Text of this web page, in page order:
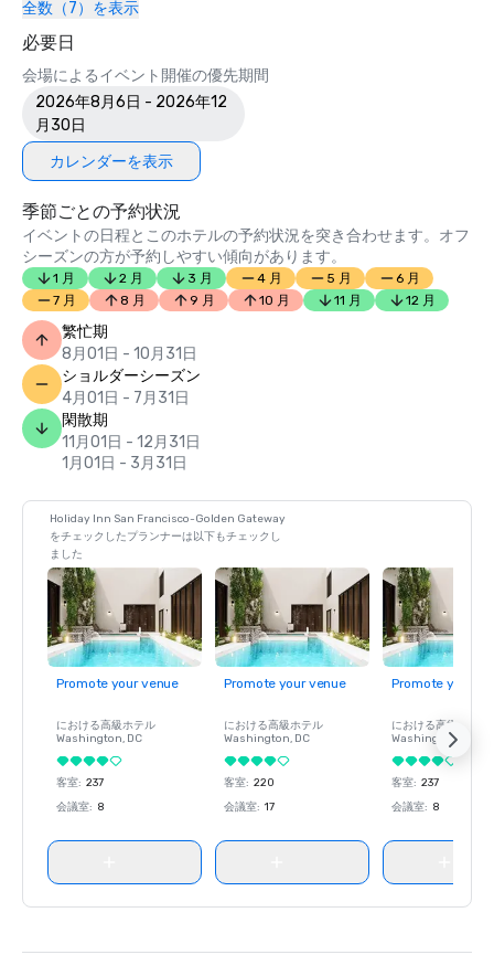
全数（7）を表示
必要日
会場によるイベント開催の優先期間
2026年8月6日 - 2026年12
月30日
カレンダーを表示
季節ごとの予約状況
イベントの日程とこのホテルの予約状況を突き合わせます。オフ
シーズンの方が予約しやすい傾向があります。
1 月 2 月 3 月 4 月 5 月
6 月
7 月
8 月 9 月 10 月 11 月 12 月
繁忙期
8月01日 - 10月31日
ショルダーシーズン
4月01日 - 7月31日
閑散期
11月01日 - 12月31日
1月01日 - 3月31日
Holiday Inn San Francisco-Golden Gateway
をチェックしたプランナーは以下もチェックし
ました
Promote your venue
における高級ホテル
Washington, DC
客室: 237
会議室: 8
Promote your venue
における高級ホテル
Washington, DC
客室: 220
会議室: 17
Promote your
における高級ホテル
Washington
客室: 237
会議室: 8